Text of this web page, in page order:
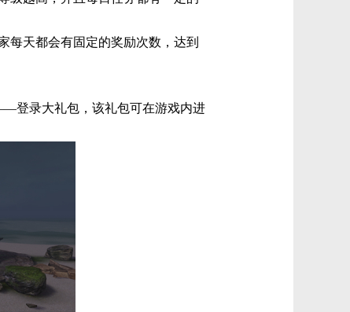
每天都会有固定的奖励次数，达到
登录大礼包，该礼包可在游戏内进